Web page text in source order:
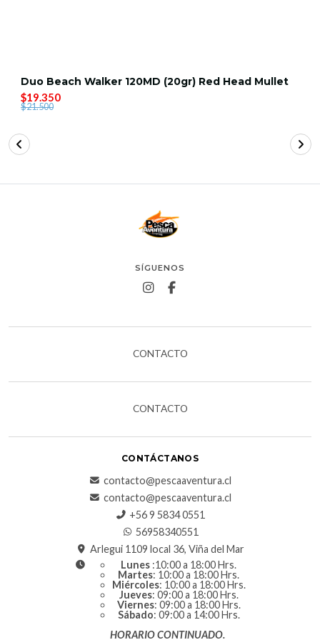
Duo Beach Walker 120MD (20gr) Red Head Mullet
$19.350
$21.500
SÍGUENOS
CONTACTO
CONTACTO
CONTÁCTANOS
contacto@pescaaventura.cl
contacto@pescaaventura.cl
+56 9 5834 0551
56958340551
Arlegui 1109 local 36, Viña del Mar
Lunes :10:00 a 18:00 Hrs.
Martes: 10:00 a 18:00 Hrs.
Miércoles: 10:00 a 18:00 Hrs.
Jueves: 09:00 a 18:00 Hrs.
Viernes: 09:00 a 18:00 Hrs.
Sábado: 09:00 a 14:00 Hrs.
HORARIO CONTINUADO.